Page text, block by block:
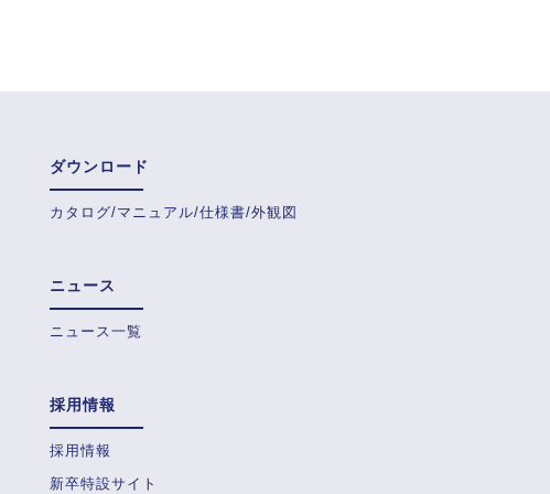
ダウンロード
カタログ/マニュアル/仕様書/外観図
ニュース
ニュース一覧
採用情報
採用情報
新卒特設サイト